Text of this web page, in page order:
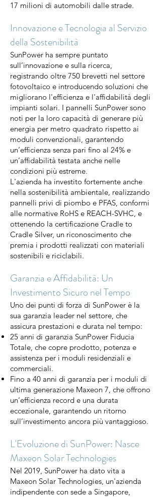
17 milioni di automobili dalle strade.
Innovazione e Tecnologia al Servizio
della Sostenibilità
SunPower ha sempre puntato
sull’innovazione e sulla ricerca,
registrando oltre 750 brevetti nel settore
fotovoltaico e introducendo soluzioni che
migliorano l'efficienza e l'affidabilità degli
impianti solari. I pannelli SunPower sono
noti per la loro capacità di generare più
energia per metro quadrato rispetto ai
moduli convenzionali, garantendo
un’efficienza senza pari fino al 24% e
un’affidabilità testata anche nelle
condizioni più estreme.
L'azienda ha investito fortemente anche
nella sostenibilità ambientale, realizzando
pannelli privi di piombo e PFAS, conformi
alle normative RoHS e REACH-SVHC, e
ottenendo la certificazione Cradle to
Cradle Silver, un riconoscimento che
premia i prodotti realizzati con materiali
sostenibili e riciclabili.
Garanzia e Affidabilità: Un
Investimento Sicuro nel Tempo
Uno dei punti di forza di SunPower è la
sua garanzia leader nel settore, che
assicura prestazioni e durata nel tempo:
25 anni di garanzia SunPower Fiducia
Totale, che copre prodotto, potenza e
assistenza per i moduli residenziali e
commerciali.
Fino a 40 anni di garanzia per i moduli di
ultima generazione Maxeon 7, che offrono
un’efficienza record e una durata
eccezionale, garantendo un ritorno
sull’investimento ancora più vantaggioso.
L'Evoluzione di SunPower: Nasce
Maxeon Solar Technologies
Nel 2019, SunPower ha dato vita a
Maxeon Solar Technologies, un'azienda
indipendente con sede a Singapore,